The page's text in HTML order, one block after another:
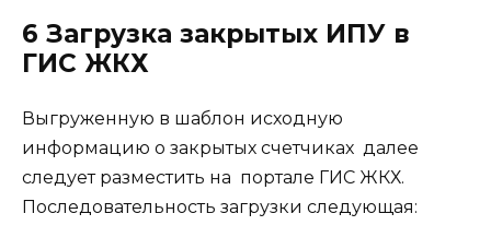
6 Загрузка закрытых ИПУ в
ГИС ЖКХ
Выгруженную в шаблон исходную
информацию о закрытых счетчиках далее
следует разместить на портале ГИС ЖКХ.
Последовательность загрузки следующая: